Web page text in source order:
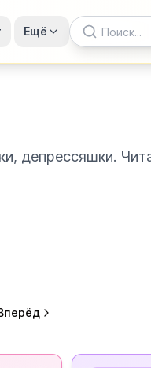
Ещё
депрессяшки.